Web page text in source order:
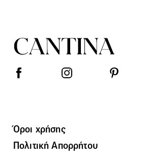
Όροι χρήσης
Πολιτική Απορρήτου